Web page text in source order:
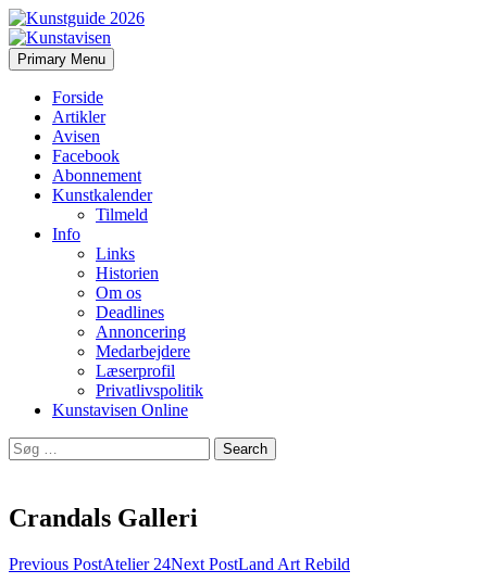
Kunstavisen
Search
Primary Menu Skip
to
Forside
Artikler
Avisen
Facebook
Abonnement
Kunstkalender
Tilmeld
Info
Links
Historien
Om os
Deadlines
Annoncering
Medarbejdere
Læserprofil
Privatlivspolitik
Kunstavisen Online
Search
for:
Crandals Galleri
Post
Previous PostAtelier 24Next PostLand Art Rebild